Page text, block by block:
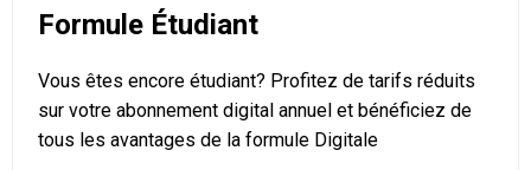
Formule Étudiant
Vous êtes encore étudiant? Profitez de tarifs réduits
sur votre abonnement digital annuel et bénéficiez de
tous les avantages de la formule Digitale